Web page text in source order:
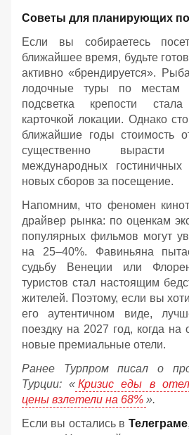
Советы для планирующих
Если вы собираетесь
ближайшее время, будьте
активно «брендируется».
лодочные туры по местам
подсветка крепости
карточкой локации. Однако
ближайшие годы стоимость
существенно вырасти
международных
новых сборов за посещение.
Напомним, что феномен
драйвер рынка: по оценкам
популярных фильмов могут
на 25–40%. Фавиньяна
судьбу Венеции или
туристов стал настоящим
жителей. Поэтому, если вы
его аутентичном виде,
поездку на 2027 год, когда на
новые премиальные отели.
Ранее Турпром писал о
Турции: « Кризис еды в
цены взлетели на 68% ».
Если вы остались в Телеграме